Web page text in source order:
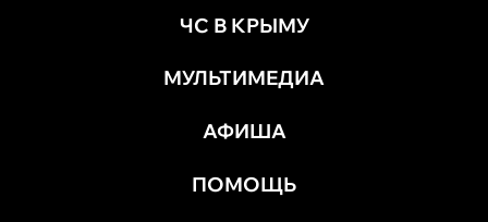
ЧС В КРЫМУ
МУЛЬТИМЕДИА
АФИША
ПОМОЩЬ